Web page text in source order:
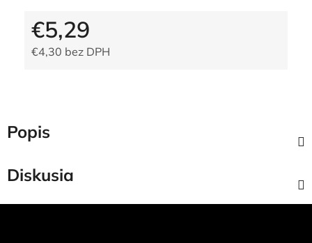
€5,29
€4,30 bez DPH
Popis
Diskusia